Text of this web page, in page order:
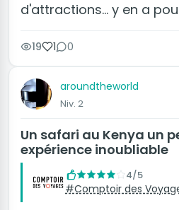
d'attractions... y en a
19 1 0
aroundtheworld
Niv. 2
Un safari au Kenya un
expérience inoubliable
4/5
#Comptoir des